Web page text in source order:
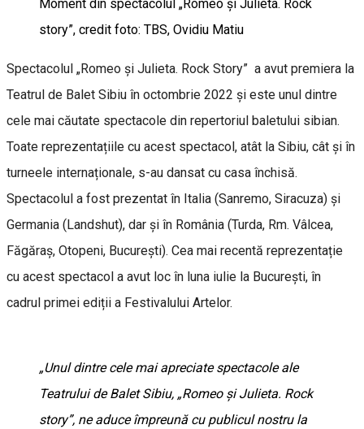
Moment din spectacolul „Romeo și Julieta. Rock
story”, credit foto: TBS, Ovidiu Matiu
Spectacolul „Romeo și Julieta. Rock Story” a avut premiera la
Teatrul de Balet Sibiu în octombrie 2022 și este unul dintre
cele mai căutate spectacole din repertoriul baletului sibian.
Toate reprezentațiile cu acest spectacol, atât la Sibiu, cât și în
turneele internaționale, s-au dansat cu casa închisă.
Spectacolul a fost prezentat în Italia (Sanremo, Siracuza) și
Germania (Landshut), dar și în România (Turda, Rm. Vâlcea,
Făgăraș, Otopeni, București). Cea mai recentă reprezentație
cu acest spectacol a avut loc în luna iulie la București, în
cadrul primei ediții a Festivalului Artelor.
„Unul dintre cele mai apreciate spectacole ale
Teatrului de Balet Sibiu, „Romeo și Julieta. Rock
story”, ne aduce împreună cu publicul nostru la